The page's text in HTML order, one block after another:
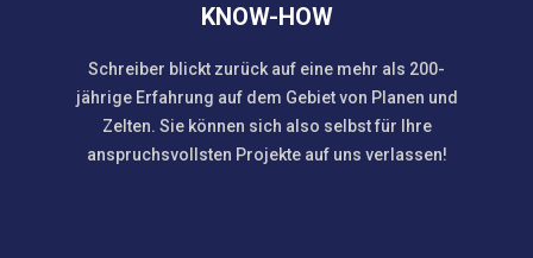
KNOW-HOW
Schreiber blickt zurück auf eine mehr als 200-
jährige Erfahrung auf dem Gebiet von Planen und
Zelten. Sie können sich also selbst für Ihre
anspruchsvollsten Projekte auf uns verlassen!